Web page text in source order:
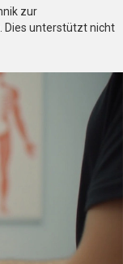
zur
Dies unterstützt nicht